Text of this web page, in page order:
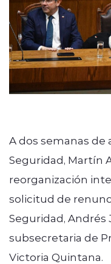
modo
A dos semanas
Seguridad, Martín
reorganización
solicitud de
Seguridad, Andrés
subsecretaria de
Victoria Quintana.